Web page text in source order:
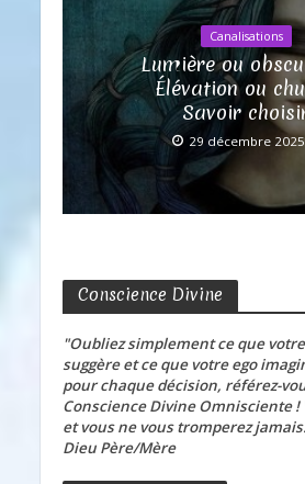
Canalisations
Lumière ou
Élévation ou
Savoir
29 décembre 2025
Conscience Divine
"Oubliez simplement ce que
suggère et ce que votre ego
pour chaque décision, référez-
Conscience Divine Omnisciente !
et vous ne vous tromperez
Dieu Père/Mère